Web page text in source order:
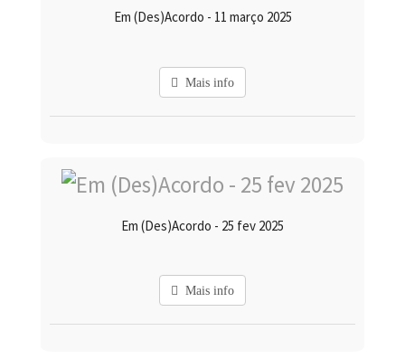
Em (Des)Acordo - 11 março 2025
Mais info
Em (Des)Acordo - 25 fev 2025
Mais info